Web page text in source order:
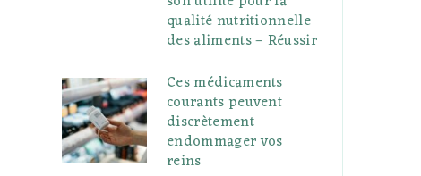
qualité nutritionnelle
des aliments – Réussir
Ces médicaments
courants peuvent
discrètement
endommager vos
reins